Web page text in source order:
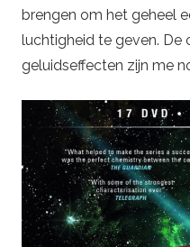
brengen om het geheel
luchtigheid te geven. De
geluidseffecten zijn me